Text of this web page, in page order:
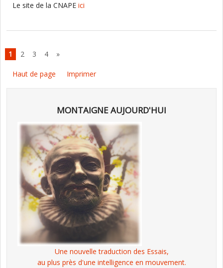
Le site de la CNAPE ici
1 2 3 4 »
Haut de page Imprimer
MONTAIGNE AUJOURD'HUI
Une nouvelle traduction des Essais,
au plus près d'une intelligence en mouvement.